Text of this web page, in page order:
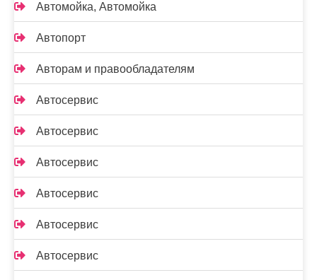
Автомойка, Автомойка
Автопорт
Авторам и правообладателям
Автосервис
Автосервис
Автосервис
Автосервис
Автосервис
Автосервис